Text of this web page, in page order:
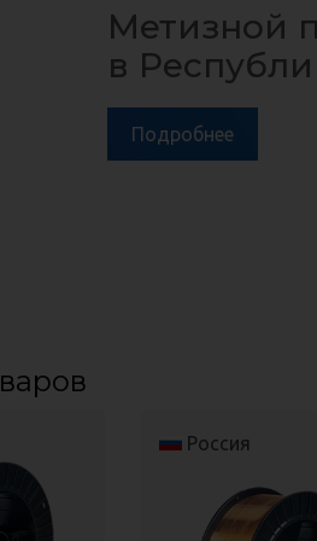
Метизной
в
Подробнее
представителем в
Российского завода по
Подробнее
Россия